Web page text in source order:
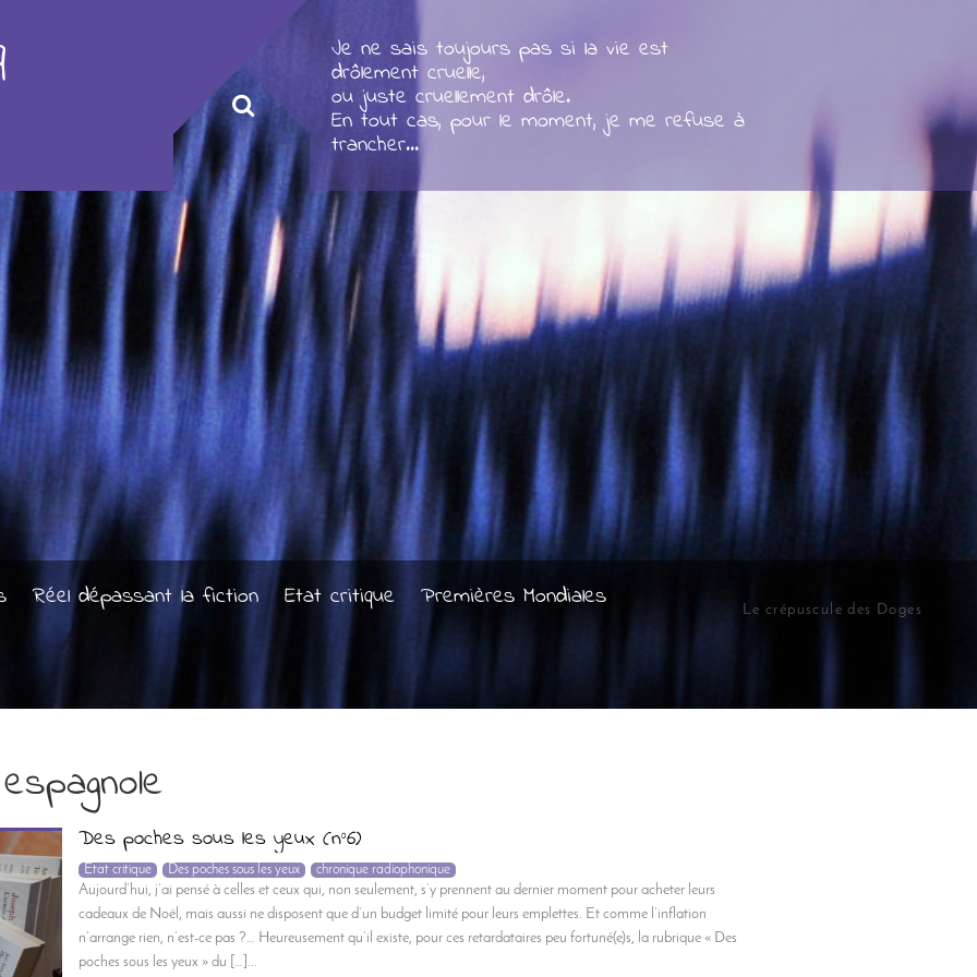
Le crépuscule des Doges
Je ne sais toujours pas si la vie est
drôlement cruelle,
ou juste cruellement drôle.
En tout cas, pour le moment, je me refuse à
trancher...
Réel dépassant la fiction Etat critique Premières Mondiales
Des poches sous les yeux (n°6)
Etat critique Des poches sous les yeux chronique radiophonique
Aujourd’hui, j’ai pensé à celles et ceux qui, non seulement, s’y prennent au dernier moment pour acheter leurs
cadeaux de Noël, mais aussi ne disposent que d’un budget limité pour leurs emplettes. Et comme l’inflation
n’arrange rien, n’est-ce pas ?… Heureusement qu’il existe, pour ces retardataires peu fortuné(e)s, la rubrique « Des
poches sous les yeux » du […]...